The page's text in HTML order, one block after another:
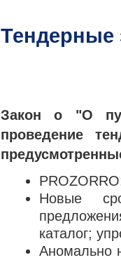
Тендерные
Закон о "О
проведение
Новые
каталог;
Аномально